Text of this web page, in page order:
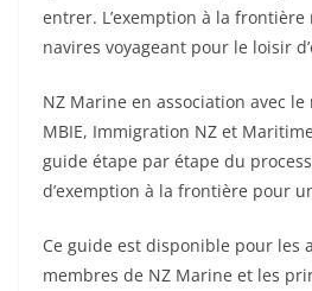
entrer. L’exemption à la
navires voyageant pour le loisir
NZ Marine en association avec
MBIE, Immigration NZ et
guide étape par étape du
d’exemption à la frontière pour
Ce guide est disponible pour les
membres de NZ Marine et les